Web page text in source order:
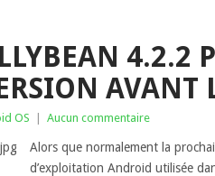
4.2.2
AVANT
OS Aucun commentaire
Alors que normalement la
d’exploitation Android utilisée